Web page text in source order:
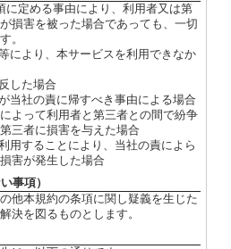
に定める事由により、利用者又は第
損害を被った場合であっても、一切
。
により、本サービスを利用できなか
した場合
当社の責に帰すべき事由による場合
よって利用者と第三者との間で紛争
三者に損害を与えた場合
用することにより、当社の責によら
害が発生した場合
事項）
他本規約の条項に関し疑義を生じた
決を図るものとします。